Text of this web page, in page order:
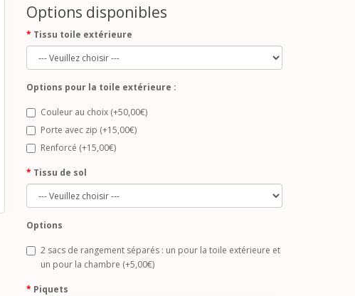
Options disponibles
Tissu toile extérieure
Options pour la toile extérieure :
Couleur au choix (+50,00€)
Porte avec zip (+15,00€)
Renforcé (+15,00€)
Tissu de sol
Options
2 sacs de rangement séparés : un pour la toile extérieure et
un pour la chambre (+5,00€)
Piquets